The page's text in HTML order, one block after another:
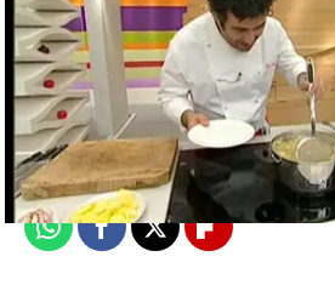
Nova
Publicado:09 de marzo de 2012,
WhatsappFacebook
X Flipboard